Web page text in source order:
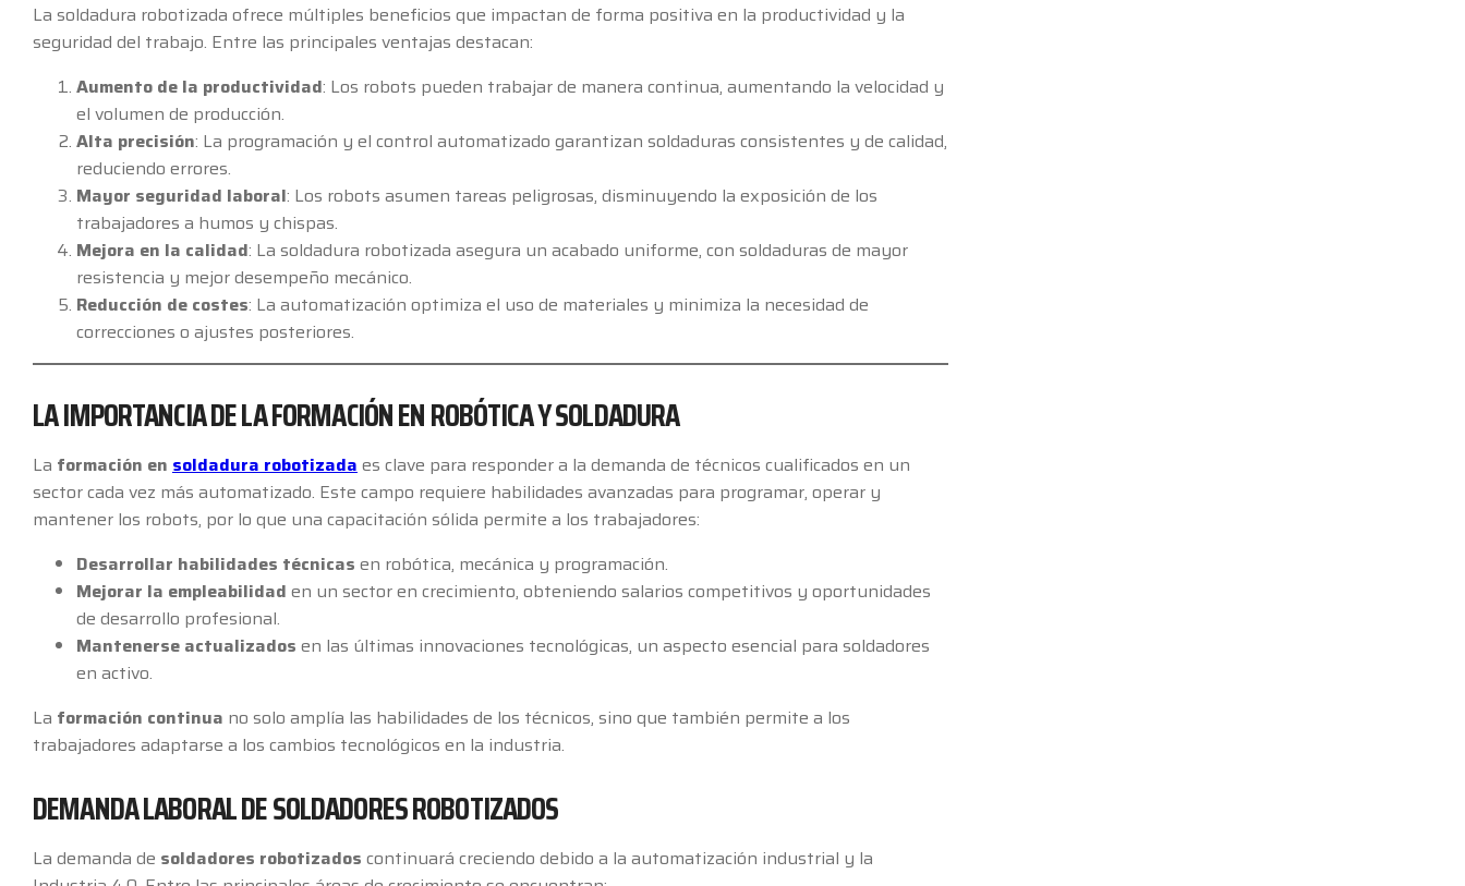
La soldadura robotizada ofrece múltiples beneficios que impactan de forma positiva en la productividad y la
seguridad del trabajo. Entre las principales ventajas destacan:
Aumento de la productividad: Los robots pueden trabajar de manera continua, aumentando la velocidad y
el volumen de producción.
Alta precisión: La programación y el control automatizado garantizan soldaduras consistentes y de calidad,
reduciendo errores.
Mayor seguridad laboral: Los robots asumen tareas peligrosas, disminuyendo la exposición de los
trabajadores a humos y chispas.
Mejora en la calidad: La soldadura robotizada asegura un acabado uniforme, con soldaduras de mayor
resistencia y mejor desempeño mecánico.
Reducción de costes: La automatización optimiza el uso de materiales y minimiza la necesidad de
correcciones o ajustes posteriores.
LA IMPORTANCIA DE LA FORMACIÓN EN ROBÓTICA Y SOLDADURA
La formación en soldadura robotizadaes clave para responder a la demanda de técnicos cualificados en un
sector cada vez más automatizado. Este campo requiere habilidades avanzadas para programar, operar y
mantener los robots, por lo que una capacitación sólida permite a los trabajadores:
Desarrollar habilidades técnicas en robótica, mecánica y programación.
Mejorar la empleabilidad en un sector en crecimiento, obteniendo salarios competitivos y oportunidades
de desarrollo profesional.
Mantenerse actualizados en las últimas innovaciones tecnológicas, un aspecto esencial para soldadores
en activo.
La formación continua no solo amplía las habilidades de los técnicos, sino que también permite a los
trabajadores adaptarse a los cambios tecnológicos en la industria.
DEMANDA LABORAL DE SOLDADORES ROBOTIZADOS
La demanda de soldadores robotizados continuará creciendo debido a la automatización industrial y la